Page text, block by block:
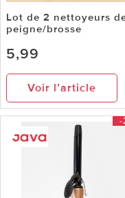
Lot de 2 nettoyeurs
peigne/brosse
5,99
Voir l’article
-